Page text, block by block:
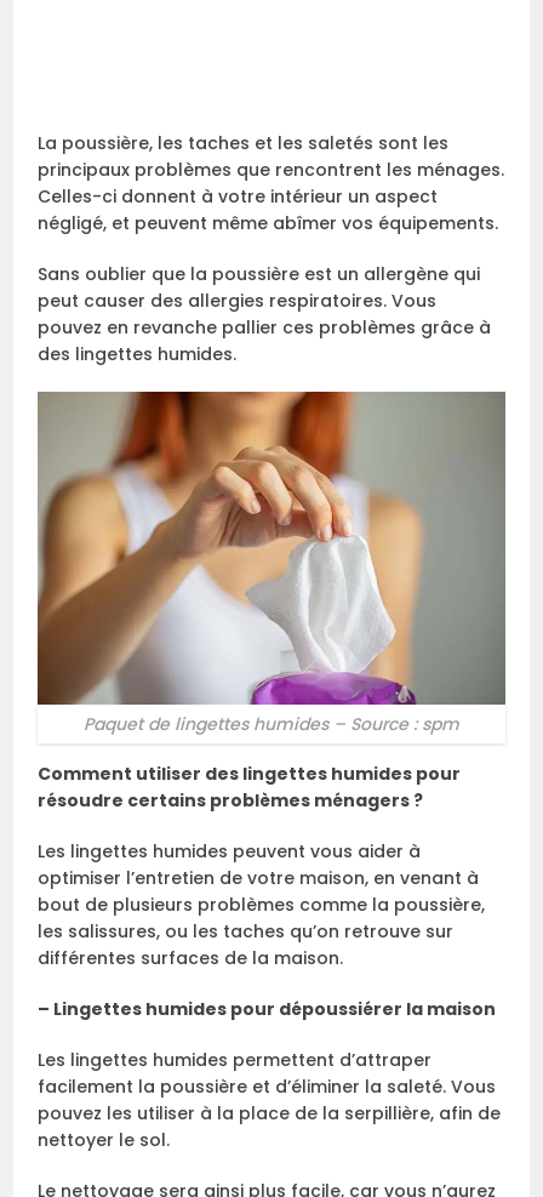
La poussière, les taches et les saletés sont les
principaux problèmes que rencontrent les ménages.
Celles-ci donnent à votre intérieur un aspect
négligé, et peuvent même abîmer vos équipements.
Sans oublier que la poussière est un allergène qui
peut causer des allergies respiratoires. Vous
pouvez en revanche pallier ces problèmes grâce à
des lingettes humides.
Paquet de lingettes humides – Source : spm
Comment utiliser des lingettes humides pour
résoudre certains problèmes ménagers ?
Les lingettes humides peuvent vous aider à
optimiser l’entretien de votre maison, en venant à
bout de plusieurs problèmes comme la poussière,
les salissures, ou les taches qu’on retrouve sur
différentes surfaces de la maison.
– Lingettes humides pour dépoussiérer la maison
Les lingettes humides permettent d’attraper
facilement la poussière et d’éliminer la saleté. Vous
pouvez les utiliser à la place de la serpillière, afin de
nettoyer le sol.
Le nettoyage sera ainsi plus facile, car vous n’aurez